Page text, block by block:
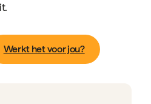
Werkt het voor jou?